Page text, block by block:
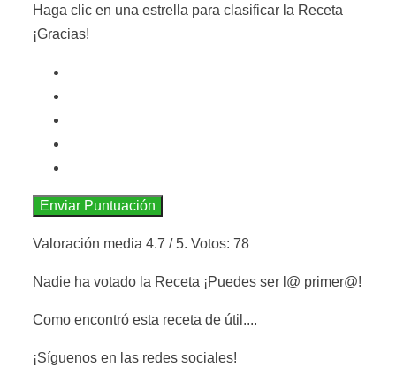
Haga clic en una estrella para clasificar la Receta
¡Gracias!
Enviar Puntuación
Valoración media 4.7 / 5. Votos: 78
Nadie ha votado la Receta ¡Puedes ser l@ primer@!
Como encontró esta receta de útil....
¡Síguenos en las redes sociales!